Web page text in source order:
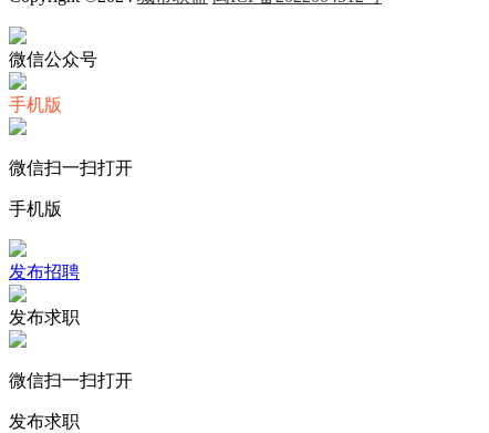
微信公众号
手机版
微信扫一扫打开
手机版
发布招聘
发布求职
微信扫一扫打开
发布求职